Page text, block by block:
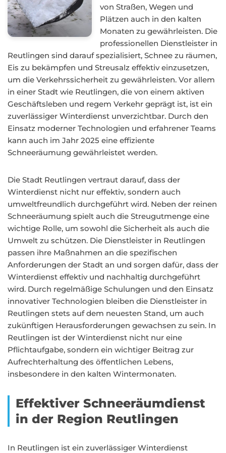
von Straßen, Wegen und
Plätzen auch in den kalten
Monaten zu gewährleisten. Die
professionellen Dienstleister in
Reutlingen sind darauf spezialisiert, Schnee zu räumen,
Eis zu bekämpfen und Streusalz effektiv einzusetzen,
um die Verkehrssicherheit zu gewährleisten. Vor allem
in einer Stadt wie Reutlingen, die von einem aktiven
Geschäftsleben und regem Verkehr geprägt ist, ist ein
zuverlässiger Winterdienst unverzichtbar. Durch den
Einsatz moderner Technologien und erfahrener Teams
kann auch im Jahr 2025 eine effiziente
Schneeräumung gewährleistet werden.
Die Stadt Reutlingen vertraut darauf, dass der
Winterdienst nicht nur effektiv, sondern auch
umweltfreundlich durchgeführt wird. Neben der reinen
Schneeräumung spielt auch die Streugutmenge eine
wichtige Rolle, um sowohl die Sicherheit als auch die
Umwelt zu schützen. Die Dienstleister in Reutlingen
passen ihre Maßnahmen an die spezifischen
Anforderungen der Stadt an und sorgen dafür, dass der
Winterdienst effektiv und nachhaltig durchgeführt
wird. Durch regelmäßige Schulungen und den Einsatz
innovativer Technologien bleiben die Dienstleister in
Reutlingen stets auf dem neuesten Stand, um auch
zukünftigen Herausforderungen gewachsen zu sein. In
Reutlingen ist der Winterdienst nicht nur eine
Pflichtaufgabe, sondern ein wichtiger Beitrag zur
Aufrechterhaltung des öffentlichen Lebens,
insbesondere in den kalten Wintermonaten.
Effektiver Schneeräumdienst
in der Region Reutlingen
In Reutlingen ist ein zuverlässiger Winterdienst